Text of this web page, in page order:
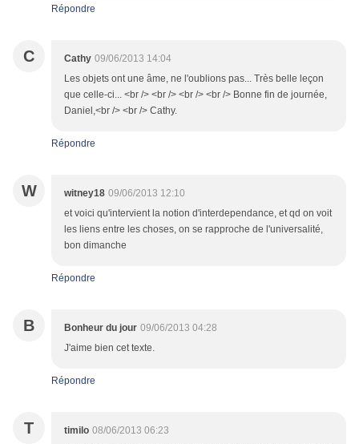
Répondre
C Cathy 09/06/2013 14:04
Les objets ont une âme, ne l'oublions pas... Très belle leçon
que celle-ci... <br /> <br /> <br /> <br /> Bonne fin de journée,
Daniel,<br /> <br /> Cathy.
Répondre
W witney18 09/06/2013 12:10
et voici qu'intervient la notion d'interdependance, et qd on voit
les liens entre les choses, on se rapproche de l'universalité,
bon dimanche
Répondre
B Bonheur du jour 09/06/2013 04:28
J'aime bien cet texte.
Répondre
T timilo 08/06/2013 06:23